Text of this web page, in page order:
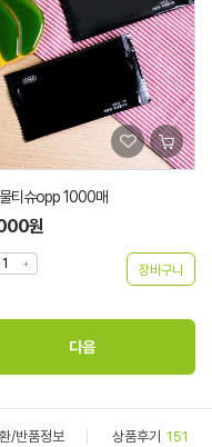
크라프트쇼핑백 3022호 150장
44,250원
/반품정보 상품후기 151